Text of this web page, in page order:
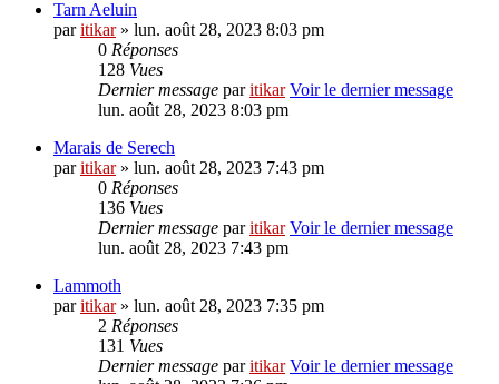
Tarn Aeluin
paritikar» lun. août 28, 2023 8:03 pm
0 Réponses
128 Vues
Dernier message paritikar Voir le dernier message
lun. août 28, 2023 8:03 pm
Marais de Serech
paritikar» lun. août 28, 2023 7:43 pm
0 Réponses
136 Vues
Dernier message paritikar Voir le dernier message
lun. août 28, 2023 7:43 pm
Lammoth
paritikar» lun. août 28, 2023 7:35 pm
2 Réponses
131 Vues
Dernier message paritikar Voir le dernier message